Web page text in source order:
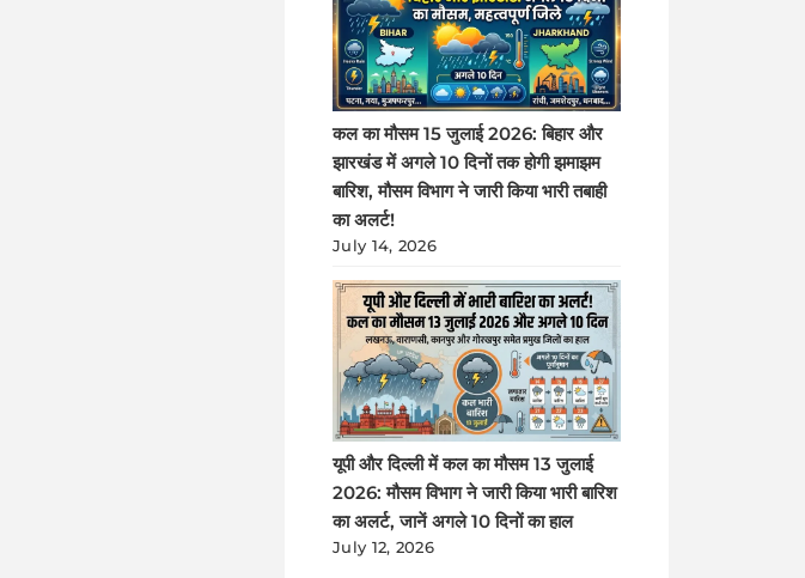
कल का मौसम 15 जुलाई 2026: बिहार और
झारखंड में अगले 10 दिनों तक होगी झमाझम
बारिश, मौसम विभाग ने जारी किया भारी तबाही
का अलर्ट!
July 14, 2026
यूपी और दिल्ली में कल का मौसम 13 जुलाई
2026: मौसम विभाग ने जारी किया भारी बारिश
का अलर्ट, जानें अगले 10 दिनों का हाल
July 12, 2026